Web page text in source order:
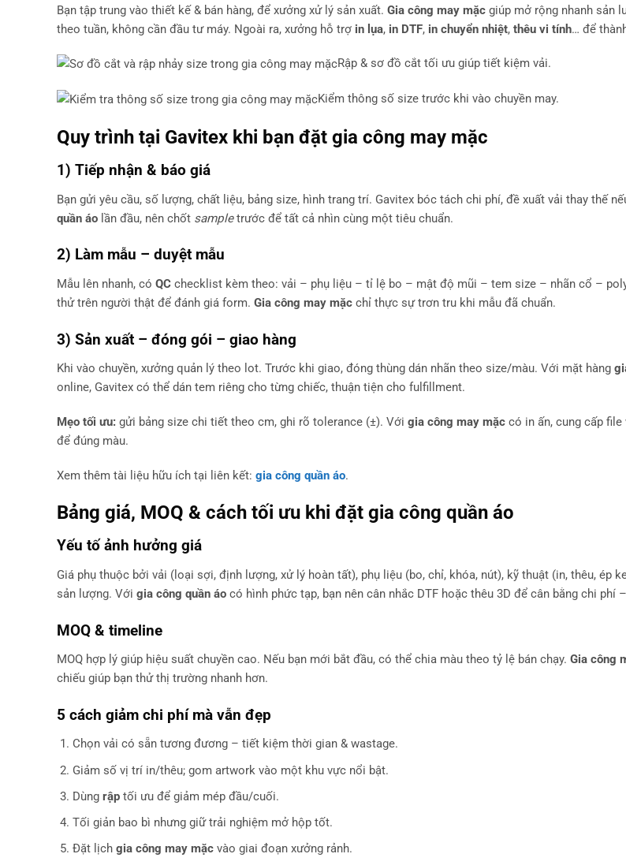
Bạn tập trung vào thiết kế & bán hàng, để xưởng xử lý sản xuất. Gia công may mặc giúp mở rộng nhanh sản
theo tuần, không cần đầu tư máy. Ngoài ra, xưởng hỗ trợ in lụa, in DTF, in chuyển nhiệt, thêu vi tính… để
Rập & sơ đồ cắt tối ưu giúp tiết kiệm vải.
Kiểm thông số size trước khi vào chuyền may.
Quy trình tại Gavitex khi bạn đặt gia công may mặc
1) Tiếp nhận & báo giá
Bạn gửi yêu cầu, số lượng, chất liệu, bảng size, hình trang trí. Gavitex bóc tách chi phí, đề xuất vải thay thế
quần áo lần đầu, nên chốt sampletrước để tất cả nhìn cùng một tiêu chuẩn.
2) Làm mẫu – duyệt mẫu
Mẫu lên nhanh, có QC checklist kèm theo: vải – phụ liệu – tỉ lệ bo – mật độ mũi – tem size – nhãn cổ –
thử trên người thật để đánh giá form. Gia công may mặc chỉ thực sự trơn tru khi mẫu đã chuẩn.
3) Sản xuất – đóng gói – giao hàng
Khi vào chuyền, xưởng quản lý theo lot. Trước khi giao, đóng thùng dán nhãn theo size/màu. Với mặt hàng
online, Gavitex có thể dán tem riêng cho từng chiếc, thuận tiện cho fulfillment.
Mẹo tối ưu: gửi bảng size chi tiết theo cm, ghi rõ tolerance (±). Với gia công may mặc có in ấn, cung cấp
để đúng màu.
Xem thêm tài liệu hữu ích tại liên kết: gia công quần áo.
Bảng giá, MOQ & cách tối ưu khi đặt gia công quần áo
Yếu tố ảnh hưởng giá
Giá phụ thuộc bởi vải (loại sợi, định lượng, xử lý hoàn tất), phụ liệu (bo, chỉ, khóa, nút), kỹ thuật (in, thêu, ép
sản lượng. Với gia công quần áo có hình phức tạp, bạn nên cân nhắc DTF hoặc thêu 3D để cân bằng chi phí
MOQ & timeline
MOQ hợp lý giúp hiệu suất chuyền cao. Nếu bạn mới bắt đầu, có thể chia màu theo tỷ lệ bán chạy. Gia công
chiếu giúp bạn thử thị trường nhanh hơn.
5 cách giảm chi phí mà vẫn đẹp
Chọn vải có sẵn tương đương – tiết kiệm thời gian & wastage.
Giảm số vị trí in/thêu; gom artwork vào một khu vực nổi bật.
Dùng rậptối ưu để giảm mép đầu/cuối.
Tối giản bao bì nhưng giữ trải nghiệm mở hộp tốt.
Đặt lịch gia công may mặcvào giai đoạn xưởng rảnh.